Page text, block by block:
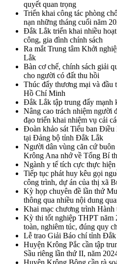
quyết quan trọng
Triển khai công tác phòng
nạn những tháng cuối năm
Đắk Lắk triển khai nhiều
công, gia đình chính sách
Ra mắt Trung tâm Khởi
Lắk
Bàn cơ chế, chính sách giải
cho người có đất thu hồi
Thúc đẩy thương mại và
Hồ Chí Minh
Đắk Lắk tập trung đẩy mạnh
Nâng cao trách nhiệm người
đạo triển khai nhiệm vụ cải
Đoàn khảo sát Tiểu ban
tại Đảng bộ tỉnh Đắk Lắk
Người dân vùng căn cứ
Krông Ana nhớ về Tổng Bí
Ngành y tế tích cực thực
Tiếp tục phát huy kêu gọi
công trình, dự án của thị xã
Kỳ họp chuyên đề lần thứ
thông qua nhiều nội dung
Khai mạc chương trình Hành
Kỳ thi tốt nghiệp THPT năm
toàn, nghiêm túc, đúng quy
Lễ trao Giải Báo chí tỉnh
Huyện Krông Pắc cần tập
Sầu riêng lần thứ II, năm